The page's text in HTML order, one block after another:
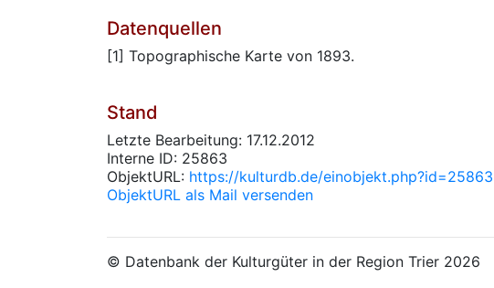
Datenquellen
[1] Topographische Karte von 1893.
Stand
Letzte Bearbeitung: 17.12.2012
Interne ID: 25863
ObjektURL: https://kulturdb.de/einobjekt.php?id=25863
ObjektURL als Mail versenden
© Datenbank der Kulturgüter in der Region Trier 2026